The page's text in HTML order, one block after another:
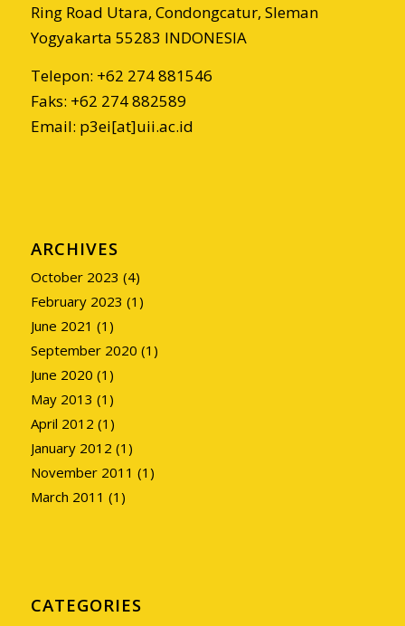
Ring Road Utara, Condongcatur, Sleman
Yogyakarta 55283 INDONESIA
Telepon: +62 274 881546
Faks: +62 274 882589
Email: p3ei[at]uii.ac.id
ARCHIVES
October 2023 (4)
February 2023 (1)
June 2021 (1)
September 2020 (1)
June 2020 (1)
May 2013 (1)
April 2012 (1)
January 2012 (1)
November 2011 (1)
March 2011 (1)
CATEGORIES